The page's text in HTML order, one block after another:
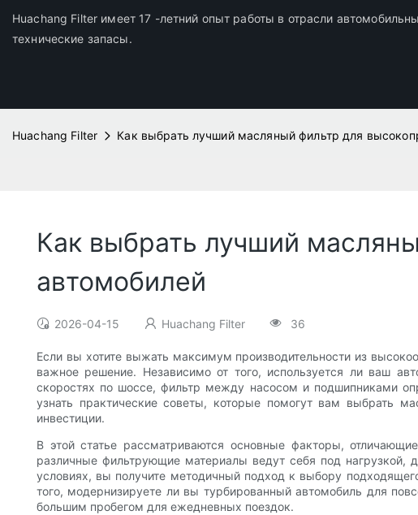
Huachang Filter имеет 17 -летний опыт работы в отрасли
технические запасы.
Huachang Filter Как выбрать лучший масляный фильтр для
Как выбрать лучший
автомобилей
2026-04-15 Huachang Filter 36
Если вы хотите выжать максимум производительности из
важное решение. Независимо от того, используется ли ваш
скоростях по шоссе, фильтр между насосом и подшипниками
узнать практические советы, которые помогут вам выбрать
инвестиции.
В этой статье рассматриваются основные факторы,
различные фильтрующие материалы ведут себя под нагрузкой,
условиях, вы получите методичный подход к выбору
того, модернизируете ли вы турбированный автомобиль для
большим пробегом для ежедневных поездок.